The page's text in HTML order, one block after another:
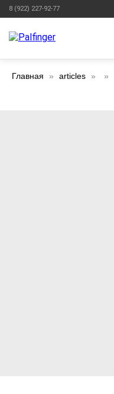
8 (922) 227-92-77
Главная articles